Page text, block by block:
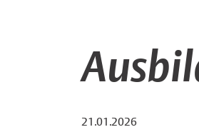
21.01.2026